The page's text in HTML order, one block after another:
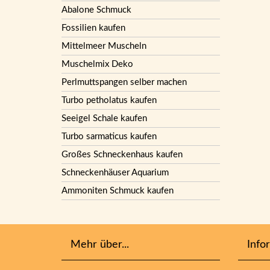
Abalone Schmuck
Fossilien kaufen
Mittelmeer Muscheln
Muschelmix Deko
Perlmuttspangen selber machen
Turbo petholatus kaufen
Seeigel Schale kaufen
Turbo sarmaticus kaufen
Großes Schneckenhaus kaufen
Schneckenhäuser Aquarium
Ammoniten Schmuck kaufen
Mehr über...